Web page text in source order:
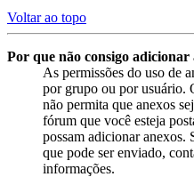
Voltar ao topo
Por que não consigo adicionar
As permissões do uso de
por grupo ou por usuário.
não permita que anexos
fórum que você esteja
possam adicionar anexos.
que pode ser enviado,
informações.